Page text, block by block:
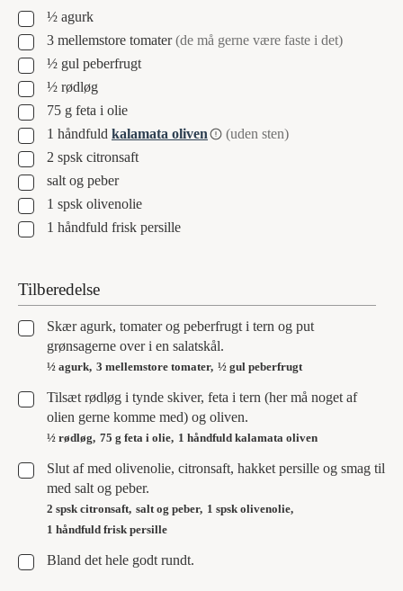
▢
½ agurk
▢
3 mellemstore tomater (de må gerne være faste i det)
▢
½ gul peberfrugt
▢
½ rødløg
▢
75 g feta i olie
▢1 håndfuld kalamata oliven (uden sten)
▢
2 spsk citronsaft
▢
salt og peber
▢1 spsk olivenolie
▢1 håndfuld frisk persille
Tilberedelse
▢
Skær agurk, tomater og peberfrugt i tern og put
grønsagerne over i en salatskål.
½ agurk, 3 mellemstore tomater, ½ gul peberfrugt
▢
Tilsæt rødløg i tynde skiver, feta i tern (her må noget af
olien gerne komme med) og oliven.
½ rødløg, 75 g feta i olie, 1 håndfuld kalamata oliven
▢
Slut af med olivenolie, citronsaft, hakket persille og smag til
med salt og peber.
2 spsk citronsaft, salt og peber, 1 spsk olivenolie,
1 håndfuld frisk persille
▢
Bland det hele godt rundt.